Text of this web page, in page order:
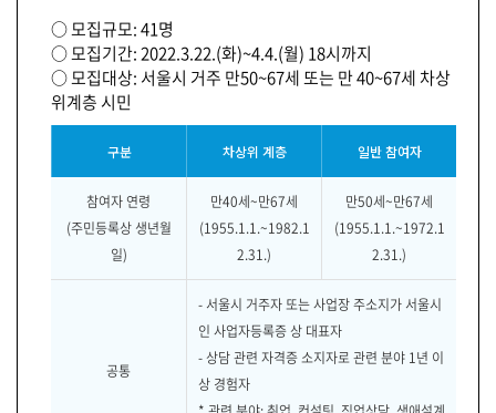
○ 모집규모: 41명
○ 모집기간: 2022.3.22.(화)~4.4.(월) 18시까지
○ 모집대상: 서울시 거주 만50~67세 또는 만 40~67세 차상
위계층 시민
구분 차상위 계층 일반 참여자
참여자 연령
(주민등록상 생년월
일)
만40세~만67세
(1955.1.1.~1982.1
2.31.)
만50세~만67세
(1955.1.1.~1972.1
2.31.)
공통
- 서울시 거주자 또는 사업장 주소지가 서울시
인 사업자등록증 상 대표자
- 상담 관련 자격증 소지자로 관련 분야 1년 이
상 경험자